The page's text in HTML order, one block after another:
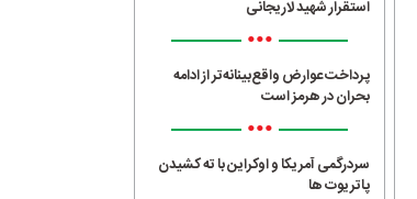
استقرار شهید لاریجانی
•••
پرداخت عوارض واقع‌بینانه‌تر از ادامه
بحران در هرمز است
•••
سردرگمی آمریکا و اوکراین با ته کشیدن
پاتریوت ها